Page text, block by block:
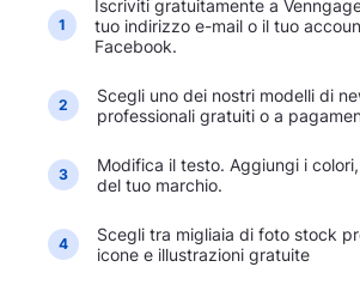
1
Iscriviti gratuitamente a
tuo indirizzo e-mail o il tuo
Facebook.
2
Scegli uno dei nostri modelli di
professionali gratuiti o a
3
Modifica il testo. Aggiungi i
del tuo marchio.
4
Scegli tra migliaia di foto stock
icone e illustrazioni gratuite